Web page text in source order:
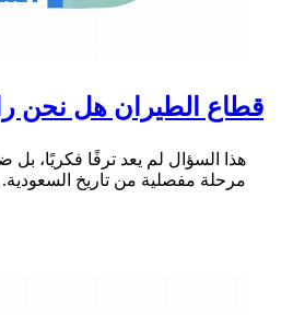
قطاع الطيران هل نحن
هذا السؤال لم يعد ترفًا فكريًا،
مرحلة مفصلية من تاريخ